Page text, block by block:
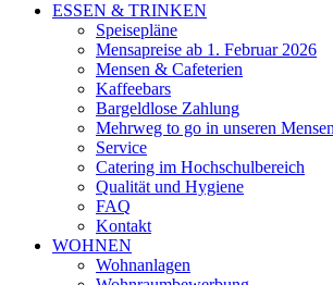
ESSEN & TRINKEN
Speisepläne
Mensapreise ab 1. Februar 2026
Mensen & Cafeterien
Kaffeebars
Bargeldlose Zahlung
Mehrweg to go in unseren Mensen
Service
Catering im Hochschulbereich
Qualität und Hygiene
FAQ
Kontakt
WOHNEN
Wohnanlagen